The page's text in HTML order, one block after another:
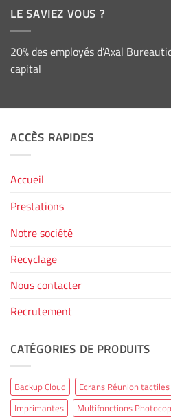
LE SAVIEZ VOUS ?
20% des employés d’Axal
capital
ACCÈS RAPIDES
Accueil
Prestations
Notre société
Recyclage
Nous contacter
Recrutement
CATÉGORIES DE PRODUITS
Backup Cloud Ecrans Réunion tactiles
Imprimantes
Multifonctions